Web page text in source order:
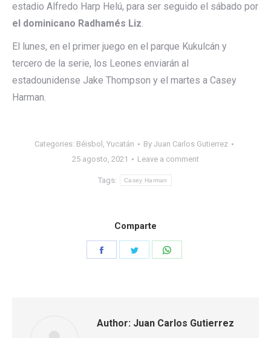
estadio Alfredo Harp Helú, para ser seguido el sábado por
el dominicano Radhamés Liz.
El lunes, en el primer juego en el parque Kukulcán y
tercero de la serie, los Leones enviarán al
estadounidense Jake Thompson y el martes a Casey
Harman.
Categories: Béisbol , Yucatán By Juan Carlos Gutierrez
25 agosto, 2021
Leave a comment
Tags: Casey Harman
Comparte
Share
Author: Juan Carlos Gutierrez